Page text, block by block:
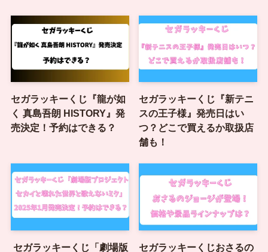
セガラッキーくじ『龍が如
く 真島吾朗 HISTORY』発
売決定！予約はできる？
セガラッキーくじ『新テニ
スの王子様』発売日はい
つ？どこで買えるか取扱店
舗も！
セガラッキーくじ「劇場版
セガラッキーくじおさるの